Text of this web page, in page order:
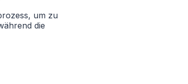
um zu
die